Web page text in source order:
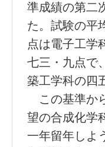
準成績の第二
た。試験の平
点は電子工学
七三・九点で
築工学科の四
この基準か
望の合成化学
一年留年しよ